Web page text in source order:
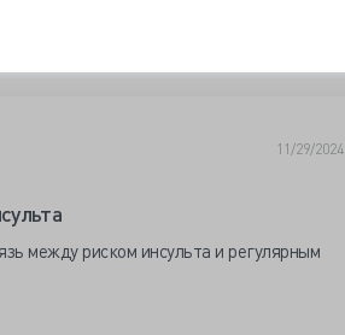
11/29/2024
между риском инсульта и регулярным